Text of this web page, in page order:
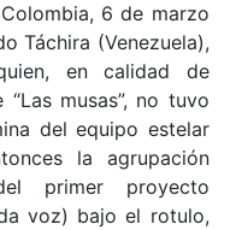
6 de marzo
Táchira (Venezuela),
en calidad de
musas”, no tuvo
del equipo estelar
la agrupación
primer proyecto
voz) bajo el rotulo,